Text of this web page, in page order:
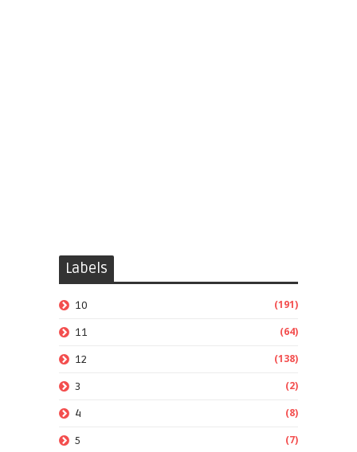
Labels
10 (191)
11 (64)
12 (138)
3 (2)
4 (8)
5 (7)